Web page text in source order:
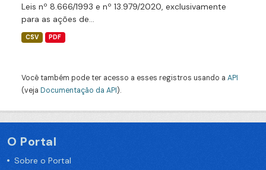
Leis nº 8.666/1993 e nº 13.979/2020, exclusivamente
para as ações de...
CSV PDF
Você também pode ter acesso a esses registros usando a API
(veja Documentação da API).
O Portal
Sobre o Portal